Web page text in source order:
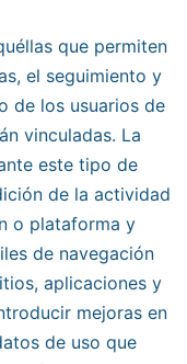
que permiten
el seguimiento y
de los usuarios de
vinculadas. La
este tipo de
de la actividad
o plataforma y
de navegación
aplicaciones y
mejoras en
de uso que